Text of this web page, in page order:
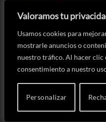
Valoramos tu
Usamos cookies para
mostrarle anuncios o
nuestro tráfico. Al hacer clic
consentimiento a nuestro
Personalizar
INFORMACIÓN
Aviso legal
Política de privacidad